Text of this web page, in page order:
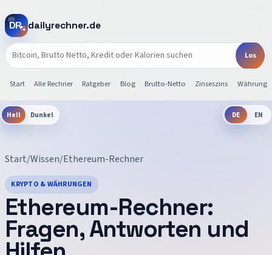
dailyrechner.de
Start Alle Rechner Ratgeber Blog Brutto-Netto Zinseszins
Hell Dunkel DE EN
Start/Wissen/Ethereum-Rechner
KRYPTO & WÄHRUNGEN
Ethereum-Rechner:
Fragen, Antworten und